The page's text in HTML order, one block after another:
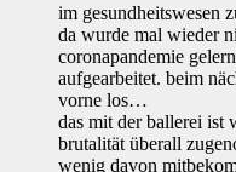
im gesundheitswesen
da wurde mal wieder
coronapandemie
aufgearbeitet. beim
vorne los…
das mit der ballerei ist
brutalität überall
wenig davon